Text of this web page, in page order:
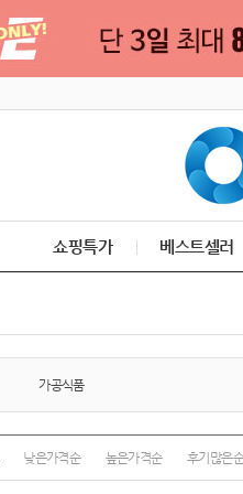
쇼핑특가 베스트셀러
가공식품
낮은가격순 높은가격순 후기많은